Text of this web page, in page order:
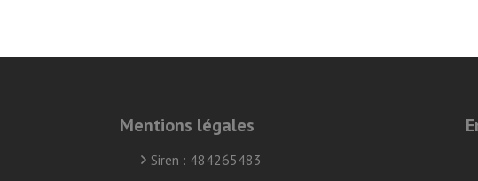
Mentions légales
Siren : 484265483